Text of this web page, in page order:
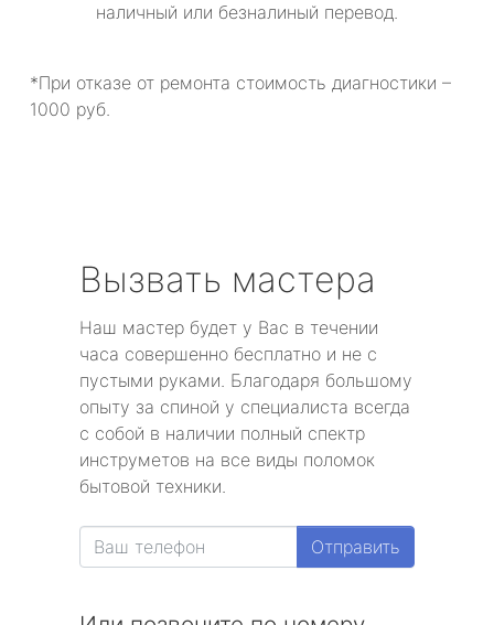
наличный или безналиный перевод.
*При отказе от ремонта стоимость диагностики –
1000 руб.
Вызвать мастера
Наш мастер будет у Вас в течении
часа совершенно бесплатно и не с
пустыми руками. Благодаря большому
опыту за спиной у специалиста всегда
с собой в наличии полный спектр
инструметов на все виды поломок
бытовой техники.
Отправить